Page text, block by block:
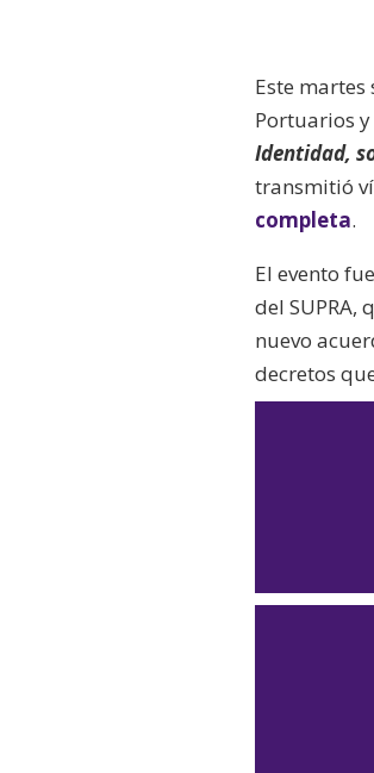
Este
Portuarios y
Identidad,
transmitió
completa.
El evento
del SUPRA,
nuevo
decretos